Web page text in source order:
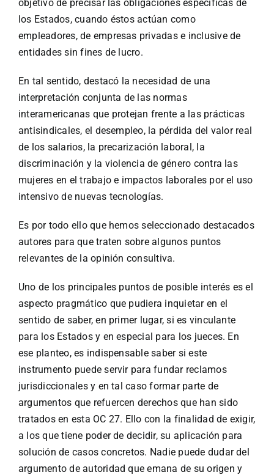
objetivo de precisar las obligaciones específicas de
los Estados, cuando éstos actúan como
empleadores, de empresas privadas e inclusive de
entidades sin fines de lucro.
En tal sentido, destacó la necesidad de una
interpretación conjunta de las normas
interamericanas que protejan frente a las prácticas
antisindicales, el desempleo, la pérdida del valor real
de los salarios, la precarización laboral, la
discriminación y la violencia de género contra las
mujeres en el trabajo e impactos laborales por el uso
intensivo de nuevas tecnologías.
Es por todo ello que hemos seleccionado destacados
autores para que traten sobre algunos puntos
relevantes de la opinión consultiva.
Uno de los principales puntos de posible interés es el
aspecto pragmático que pudiera inquietar en el
sentido de saber, en primer lugar, si es vinculante
para los Estados y en especial para los jueces. En
ese planteo, es indispensable saber si este
instrumento puede servir para fundar reclamos
jurisdiccionales y en tal caso formar parte de
argumentos que refuercen derechos que han sido
tratados en esta OC 27. Ello con la finalidad de exigir,
a los que tiene poder de decidir, su aplicación para
solución de casos concretos. Nadie puede dudar del
argumento de autoridad que emana de su origen y